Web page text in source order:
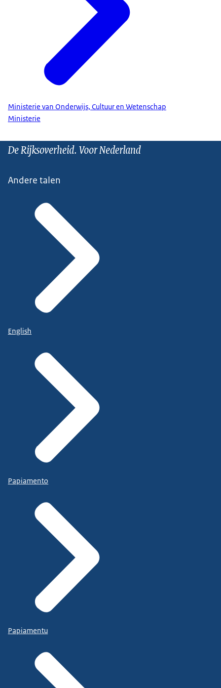
Ministerie van Onderwijs, Cultuur en Wetenschap
Ministerie
De Rijksoverheid. Voor Nederland
Andere talen
English
Papiamento
Papiamentu